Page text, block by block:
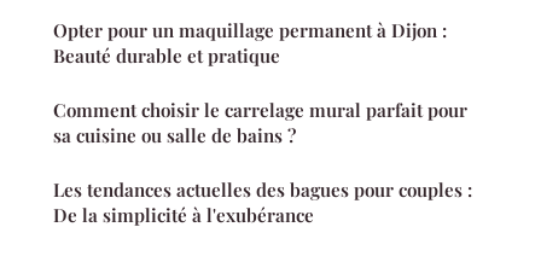
Opter pour un maquillage permanent à Dijon :
Beauté durable et pratique
Comment choisir le carrelage mural parfait pour
sa cuisine ou salle de bains ?
Les tendances actuelles des bagues pour couples :
De la simplicité à l'exubérance